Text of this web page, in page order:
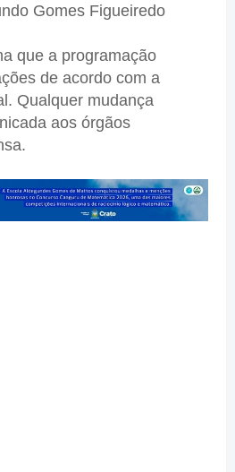
Gomes Figueiredo
que a programação
de acordo com a
Qualquer mudança
aos órgãos